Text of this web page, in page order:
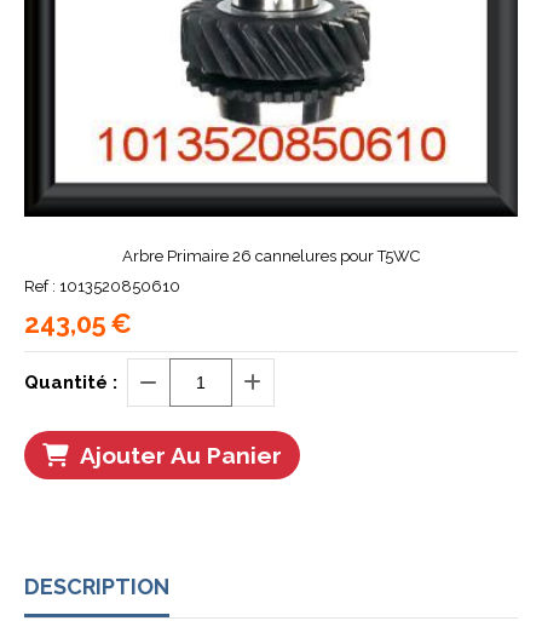
Arbre Primaire 26 cannelures pour T5WC
Ref : 1013520850610
243,05€
Quantité :
Ajouter Au Panier
DESCRIPTION